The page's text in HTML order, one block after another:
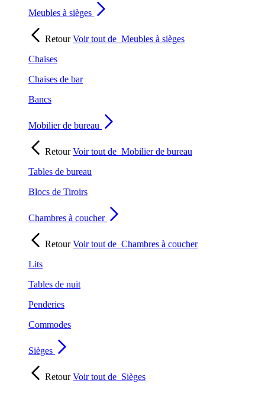
Meubles à sièges
RetourVoir tout de Meubles à sièges
Chaises
Chaises de bar
Bancs
Mobilier de bureau
RetourVoir tout de Mobilier de bureau
Tables de bureau
Blocs de Tiroirs
Chambres à coucher
RetourVoir tout de Chambres à coucher
Lits
Tables de nuit
Penderies
Commodes
Sièges
RetourVoir tout de Sièges